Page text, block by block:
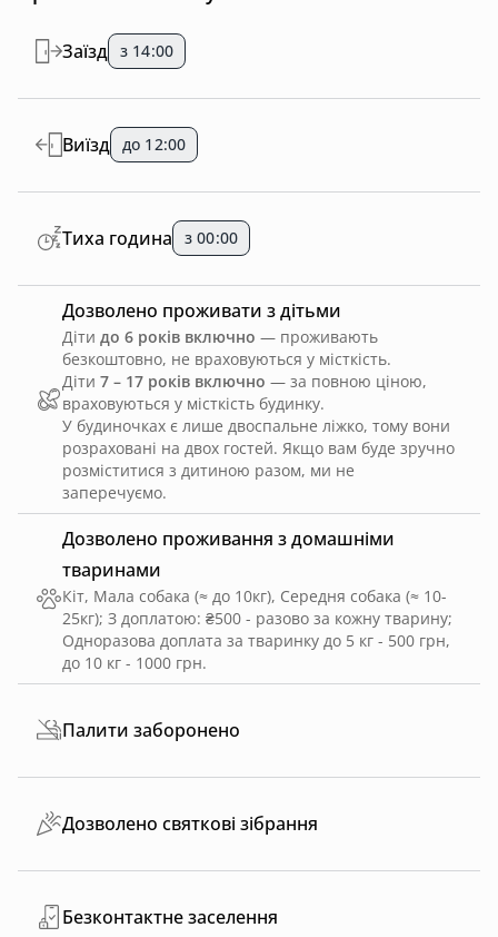
Дозволено проживання з домашніми
тваринами
Кіт, Мала собака (≈ до 10кг), Середня собака (≈ 10-
25кг); З доплатою: ₴500 - разово за кожну тварину;
Одноразова доплата за тваринку до 5 кг - 500 грн,
до 10 кг - 1000 грн.
Заїзд з 14:00
Виїзд до 12:00
Дозволено проживати з дітьми
Діти до 6 років включно — проживають
безкоштовно, не враховуються у місткість.
Діти 7 – 17 років включно — за повною ціною,
враховуються у місткість будинку.
У будиночках є лише двоспальне ліжко, тому вони
розраховані на двох гостей. Якщо вам буде зручно
розміститися з дитиною разом, ми не
заперечуємо.
Тиха година з 00:00
Палити заборонено
Дозволено святкові зібрання
Безконтактне заселення